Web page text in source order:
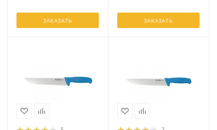
ЗАКАЗАТЬ ЗАКАЗАТЬ